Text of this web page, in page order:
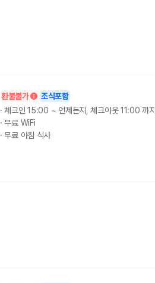
환불불가 조식포함
·체크인 15:00 ~ 언제든지, 체크아웃 11:00 까지
· 무료 WiFi
· 무료 아침 식사